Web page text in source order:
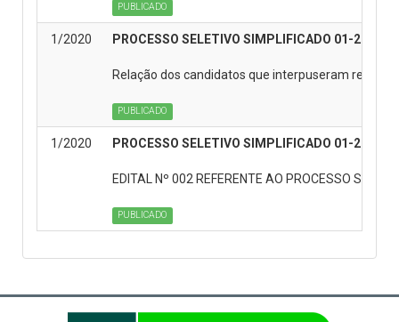
PUBLICADO
1/2020 PROCESSO SELETIVO SIMPLIFICADO 01-2020
Relação dos candidatos que interpuseram
PUBLICADO
1/2020 PROCESSO SELETIVO SIMPLIFICADO 01-2020
EDITAL Nº 002 REFERENTE AO PROCESSO
PUBLICADO